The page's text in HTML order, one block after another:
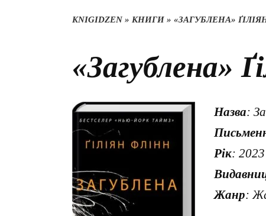
KNIGIDZEN» КНИГИ » «ЗАГУБЛЕНА»
«Загублена»
Назва:
Рік: 2023
Жанр: